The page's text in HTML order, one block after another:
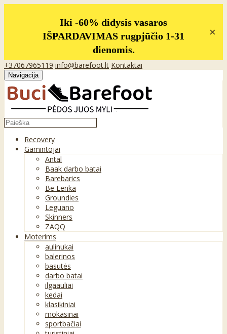
Iki -60% didysis vasaros
IŠPARDAVIMAS rugpjūčio 1-31
dienomis.
×
+37067965119 info@barefoot.lt Kontaktai
Navigacija
Recovery
Gamintojai
Antal
Baak darbo batai
Barebarics
Be Lenka
Groundies
Leguano
Skinners
ZAQQ
Moterims
aulinukai
balerinos
basutės
darbo batai
ilgaauliai
kedai
klasikiniai
mokasinai
sportbačiai